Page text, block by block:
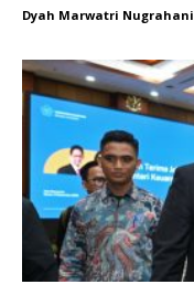
Dyah Marwatri Nugrahani